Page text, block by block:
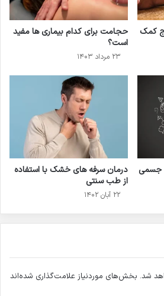
کمک
حجامت برای کدام بیماری ها مفید
است؟
۲۳ مرداد ۱۴۰۳
جسمی
درمان سرفه های خشک با استفاده
از طب سنتی
۲۲ آبان ۱۴۰۲
شد. بخش‌های موردنیاز علامت‌گذاری شده‌اند